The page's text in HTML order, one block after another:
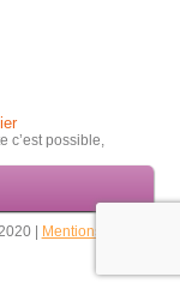
c’est possible,
| Mentions légales